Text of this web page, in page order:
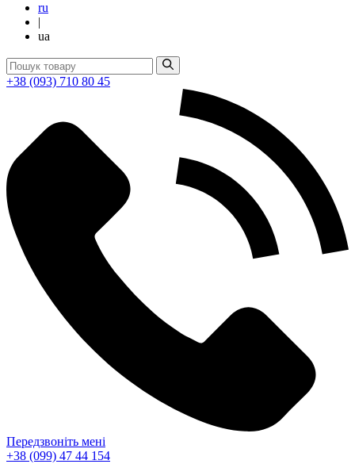
ru
|
ua
+38 (093) 710 80 45
Передзвоніть мені
+38 (099) 47 44 154